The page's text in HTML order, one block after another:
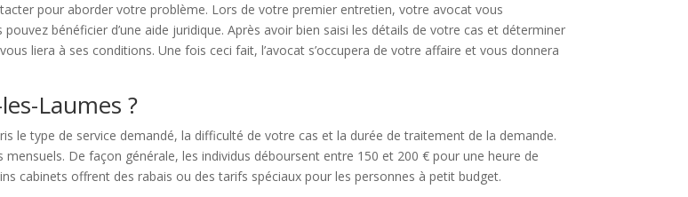
pour aborder votre problème. Lors de votre premier entretien, votre avocat vous
bénéficier d’une aide juridique. Après avoir bien saisi les détails de votre cas et déterminer
liera à ses conditions. Une fois ceci fait, l’avocat s’occupera de votre affaire et vous donnera
Laumes ?
le type de service demandé, la difficulté de votre cas et la durée de traitement de la demande.
De façon générale, les individus déboursent entre 150 et 200 € pour une heure de
cabinets offrent des rabais ou des tarifs spéciaux pour les personnes à petit budget.